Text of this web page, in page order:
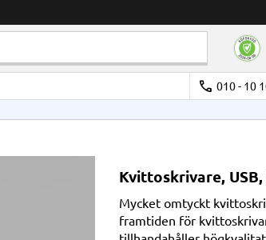
call 010 - 10
Kvittoskrivare, USB,
Mycket omtyckt
framtiden för